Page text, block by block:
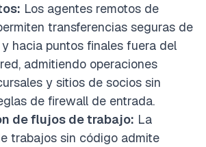
Los agentes remotos de
transferencias seguras de
hacia puntos finales fuera del
admitiendo operaciones
y sitios de socios sin
de firewall de entrada.
de flujos de trabajo: La
trabajos sin código admite